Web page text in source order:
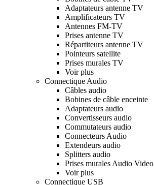
Adaptateurs antenne TV
Amplificateurs TV
Antennes FM-TV
Prises antenne TV
Répartiteurs antenne TV
Pointeurs satellite
Prises murales TV
Voir plus
Connectique Audio
Câbles audio
Bobines de câble enceinte
Adaptateurs audio
Convertisseurs audio
Commutateurs audio
Connecteurs Audio
Extendeurs audio
Splitters audio
Prises murales Audio Video
Voir plus
Connectique USB